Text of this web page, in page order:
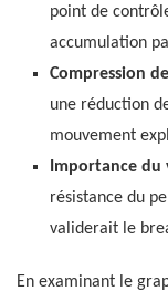
point de
accumulation
Compression
une réduction
mouvement
Importance du
résistance du
validerait le
En examinant le